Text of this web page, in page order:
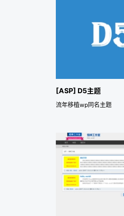
[ASP] D5主题
流年移植wp同名主题